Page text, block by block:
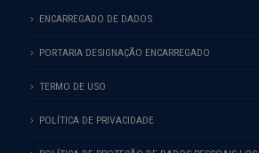
ENCARREGADO DE DADOS
PORTARIA DESIGNAÇÃO ENCARREGADO
TERMO DE USO
POLÍTICA DE PRIVACIDADE